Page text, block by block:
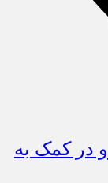
در کمک به